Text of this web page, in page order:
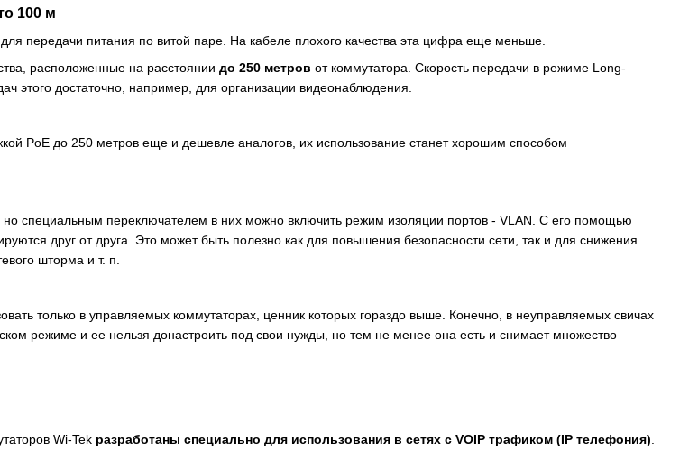
100 м
передачи питания по витой паре. На кабеле плохого качества эта цифра еще меньше.
расположенные на расстоянии до 250 метров от коммутатора. Скорость передачи в режиме Long-
этого достаточно, например, для организации видеонаблюдения.
PoE до 250 метров еще и дешевле аналогов, их использование станет хорошим способом
специальным переключателем в них можно включить режим изоляции портов - VLAN. С его помощью
друг от друга. Это может быть полезно как для повышения безопасности сети, так и для снижения
шторма и т. п.
только в управляемых коммутаторах, ценник которых гораздо выше. Конечно, в неуправляемых свичах
режиме и ее нельзя донастроить под свои нужды, но тем не менее она есть и снимает множество
Wi-Tek разработаны специально для использования в сетях с VOIP трафиком (IP телефония).